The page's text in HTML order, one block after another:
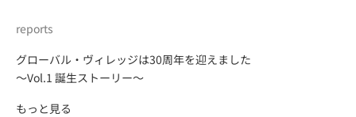
reports
グローバル・ヴィレッジは30周年を迎えました
～Vol.1 誕生ストーリー～
もっと見る